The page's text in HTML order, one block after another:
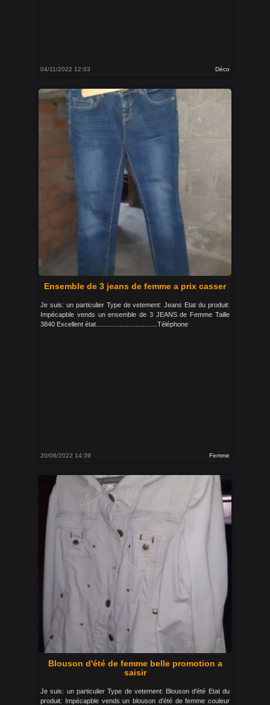
04/11/2022 12:03 Déco
Ensemble de 3 jeans de femme a prix casser
Je suis: un particulier Type de vetement: Jeans Etat du produit:
Impécapble vends un ensemble de 3 JEANS de Femme Taille
3840 Excellent état..................................Téléphone
20/06/2022 14:39 Femme
Blouson d'été de femme belle promotion a
saisir
Je suis: un particulier Type de vetement: Blouson d'été Etat du
produit: Impécapble vends un blouson d'été de femme couleur